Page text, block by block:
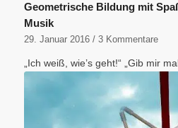
Geometrische Bildung mit
Musik
29. Januar 2016 / 3 Kommentare
„Ich weiß, wie’s geht!“ „Gib mir